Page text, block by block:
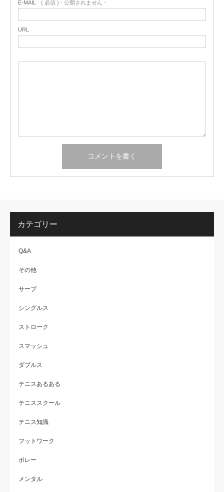
E-MAIL ( 必須 ) - 公開されません -
URL
カテゴリー
Q&A
その他
サーブ
シングルス
ストローク
スマッシュ
ダブルス
テニスあるある
テニススクール
テニス知識
フットワーク
ボレー
メンタル